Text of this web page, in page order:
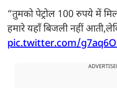
“तुमको पेट्रोल 100 रुपये में
हमारे यहाँ बिजली नहीं
pic.twitter.com/